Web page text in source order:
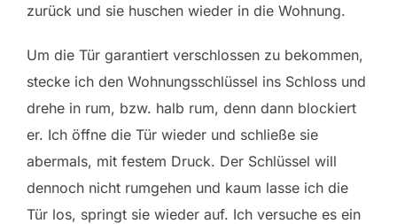
zurück und sie huschen wieder in die Wohnung.
Um die Tür garantiert verschlossen zu bekommen,
stecke ich den Wohnungsschlüssel ins Schloss und
drehe in rum, bzw. halb rum, denn dann blockiert
er. Ich öffne die Tür wieder und schließe sie
abermals, mit festem Druck. Der Schlüssel will
dennoch nicht rumgehen und kaum lasse ich die
Tür los, springt sie wieder auf. Ich versuche es ein